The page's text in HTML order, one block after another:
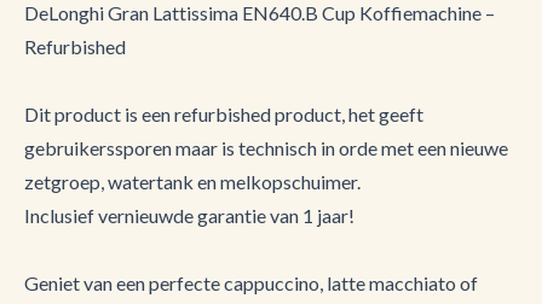
DeLonghi Gran Lattissima EN640.B Cup Koffiemachine –
Refurbished
Dit product is een refurbished product, het geeft
gebruikerssporen maar is technisch in orde met een nieuwe
zetgroep, watertank en melkopschuimer.
Inclusief vernieuwde garantie van 1 jaar!
Geniet van een perfecte cappuccino, latte macchiato of